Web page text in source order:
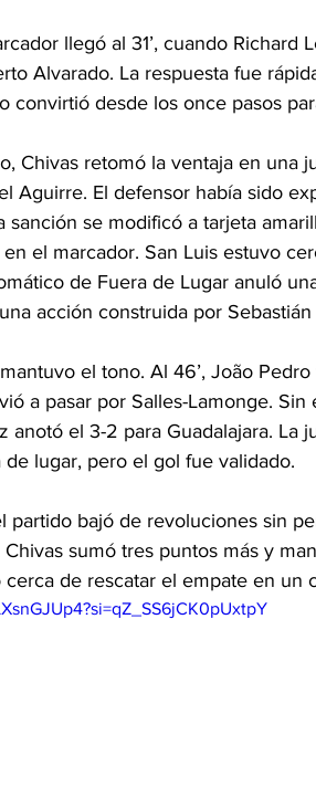
llegó al 31’, cuando Richard
Alvarado. La respuesta fue
convirtió desde los once pasos
Chivas retomó la ventaja en una
Aguirre. El defensor había sido
sanción se modificó a tarjeta
el marcador. San Luis estuvo
de Fuera de Lugar anuló
acción construida por Sebastián
el tono. Al 46’, João
a pasar por Salles-Lamonge. Sin
anotó el 3-2 para Guadalajara. La
lugar, pero el gol fue validado.
partido bajó de revoluciones sin
sumó tres puntos más y
cerca de rescatar el empate en un